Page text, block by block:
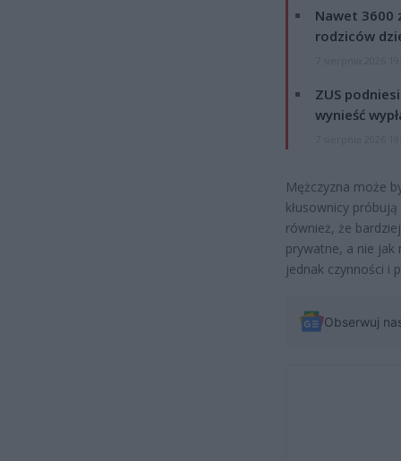
Nawet 3600
rodziców
ZUS
wynieść
Mężczyzna może
kłusownicy
również, że
prywatne, a nie
jednak czynności i
Obserwuj